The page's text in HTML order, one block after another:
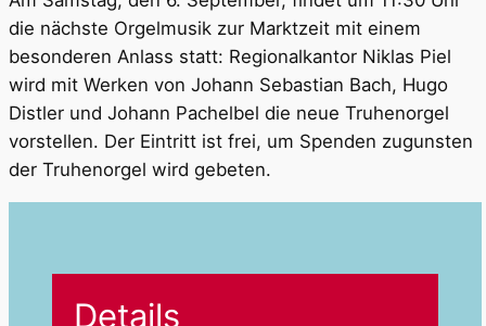
die nächste Orgelmusik zur Marktzeit mit einem
besonderen Anlass statt: Regionalkantor Niklas Piel
wird mit Werken von Johann Sebastian Bach, Hugo
Distler und Johann Pachelbel die neue Truhenorgel
vorstellen. Der Eintritt ist frei, um Spenden zugunsten
der Truhenorgel wird gebeten.
Details